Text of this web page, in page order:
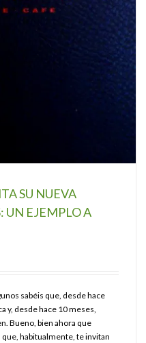
SU NUEVA
UN EJEMPLO A
sabéis que, desde hace
y, desde hace 10 meses,
Bueno, bien ahora que
habitualmente, te invitan